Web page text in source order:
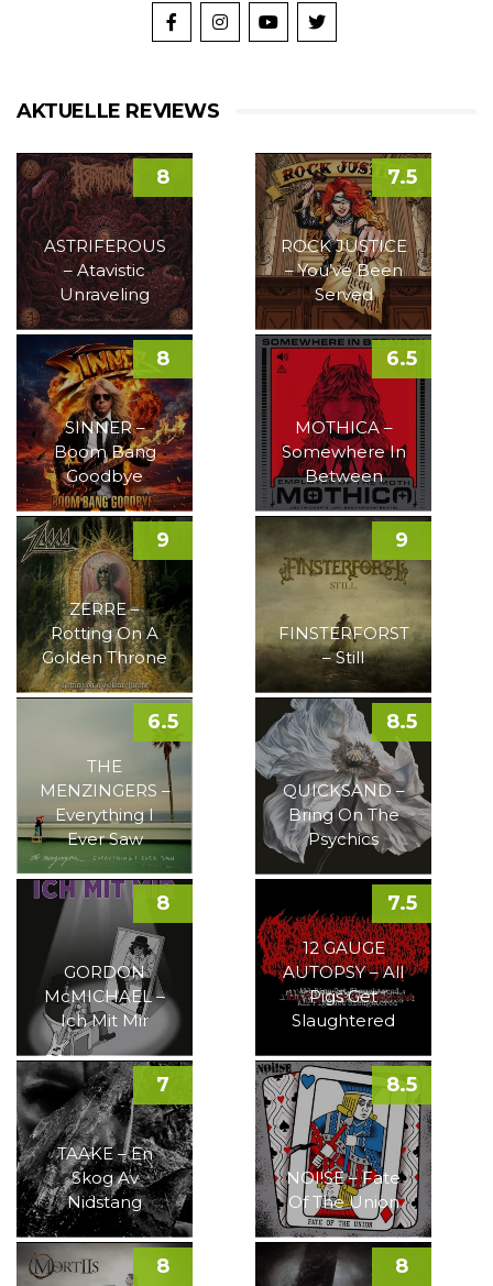
AKTUELLE REVIEWS
ASTRIFEROUS
– Atavistic
Unraveling
8
ROCK JUSTICE
– You’ve Been
Served
7.5
SINNER –
Boom Bang
Goodbye
8
MOTHICA –
Somewhere In
Between
6.5
ZERRE –
Rotting On A
Golden Throne
9
FINSTERFORST
– Still
9
THE
MENZINGERS –
Everything I
Ever Saw
6.5
QUICKSAND –
Bring On The
Psychics
8.5
GORDON
McMICHAEL –
Ich Mit Mir
8
12 GAUGE
AUTOPSY – All
Pigs Get
Slaughtered
7.5
TAAKE – En
Skog Av
Nidstang
7
NOI!SE – Fate
Of The Union
8.5
8 8